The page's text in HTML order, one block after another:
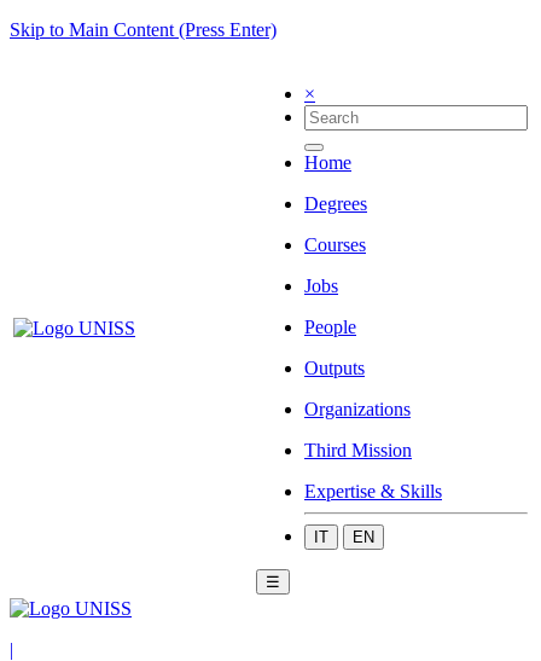
Skip to Main Content (Press Enter)
×
Home
Degrees
Courses
Jobs
People
Outputs
Organizations
Third Mission
Expertise & Skills
IT EN
☰
|